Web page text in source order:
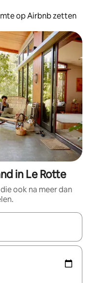
op Airbnb zetten
in Le Rotte
ook na meer dan
zijn, maak je een keuze